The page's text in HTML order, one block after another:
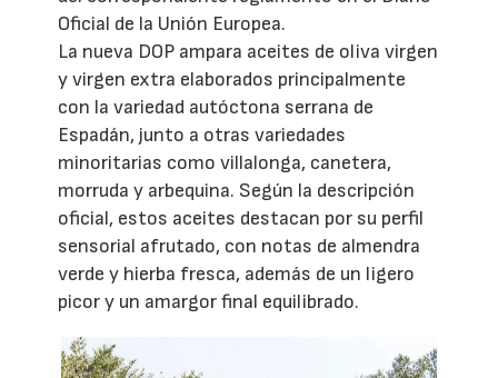
Oficial de la Unión Europea.
La nueva DOP ampara aceites de oliva virgen
y virgen extra elaborados principalmente
con la variedad autóctona serrana de
Espadán, junto a otras variedades
minoritarias como villalonga, canetera,
morruda y arbequina. Según la descripción
oficial, estos aceites destacan por su perfil
sensorial afrutado, con notas de almendra
verde y hierba fresca, además de un ligero
picor y un amargor final equilibrado.